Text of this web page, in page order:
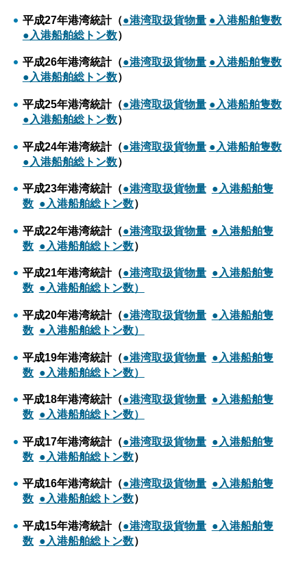
平成27年港湾統計（●港湾取扱貨物量 ●入港船舶隻数
●入港船舶総トン数）
平成26年港湾統計（●港湾取扱貨物量 ●入港船舶隻数
●入港船舶総トン数）
平成25年港湾統計（●港湾取扱貨物量 ●入港船舶隻数
●入港船舶総トン数）
平成24年港湾統計（●港湾取扱貨物量 ●入港船舶隻数
●入港船舶総トン数）
平成23年港湾統計（●港湾取扱貨物量 ●入港船舶隻
数 ●入港船舶総トン数）
平成22年港湾統計（●港湾取扱貨物量 ●入港船舶隻
数 ●入港船舶総トン数）
平成21年港湾統計（●港湾取扱貨物量 ●入港船舶隻
数 ●入港船舶総トン数）
平成20年港湾統計（●港湾取扱貨物量 ●入港船舶隻
数 ●入港船舶総トン数）
平成19年港湾統計（●港湾取扱貨物量 ●入港船舶隻
数 ●入港船舶総トン数）
平成18年港湾統計（●港湾取扱貨物量 ●入港船舶隻
数 ●入港船舶総トン数）
平成17年港湾統計（●港湾取扱貨物量 ●入港船舶隻
数 ●入港船舶総トン数）
平成16年港湾統計（●港湾取扱貨物量 ●入港船舶隻
数 ●入港船舶総トン数）
平成15年港湾統計（●港湾取扱貨物量 ●入港船舶隻
数 ●入港船舶総トン数）